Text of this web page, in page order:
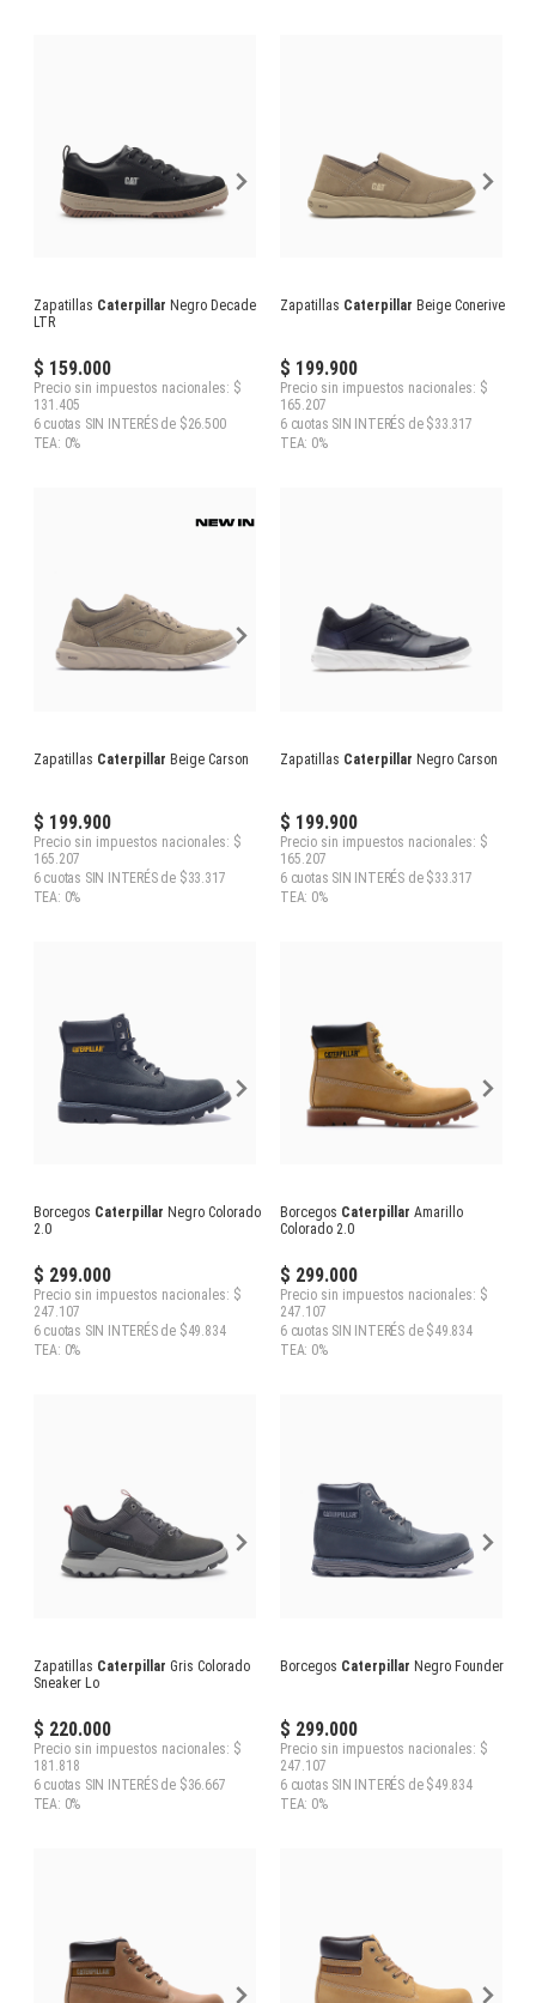
Zapatillas Caterpillar Negro Decade
LTR
$ 159.000
Precio sin impuestos nacionales: $
131.405
6 cuotas SIN INTERÉS de $26.500
TEA: 0%
Zapatillas Caterpillar Beige Conerive
$ 199.900
Precio sin impuestos nacionales: $
165.207
6 cuotas SIN INTERÉS de $33.317
TEA: 0%
Zapatillas Caterpillar Beige Carson
$ 199.900
Precio sin impuestos nacionales: $
165.207
6 cuotas SIN INTERÉS de $33.317
TEA: 0%
Zapatillas Caterpillar Negro Carson
$ 199.900
Precio sin impuestos nacionales: $
165.207
6 cuotas SIN INTERÉS de $33.317
TEA: 0%
Borcegos Caterpillar Negro Colorado
2.0
$ 299.000
Precio sin impuestos nacionales: $
247.107
6 cuotas SIN INTERÉS de $49.834
TEA: 0%
Borcegos Caterpillar Amarillo
Colorado 2.0
$ 299.000
Precio sin impuestos nacionales: $
247.107
6 cuotas SIN INTERÉS de $49.834
TEA: 0%
Zapatillas Caterpillar Gris Colorado
Sneaker Lo
$ 220.000
Precio sin impuestos nacionales: $
181.818
6 cuotas SIN INTERÉS de $36.667
TEA: 0%
Borcegos Caterpillar Negro Founder
$ 299.000
Precio sin impuestos nacionales: $
247.107
6 cuotas SIN INTERÉS de $49.834
TEA: 0%